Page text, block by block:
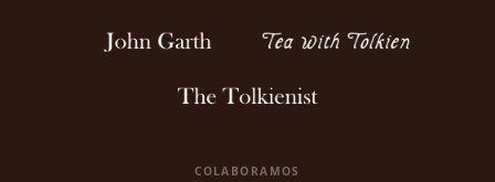
COLABORAMOS